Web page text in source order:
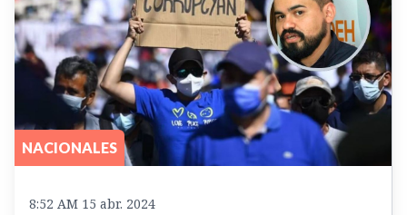
NACIONALES
8:52 AM 15 abr. 2024